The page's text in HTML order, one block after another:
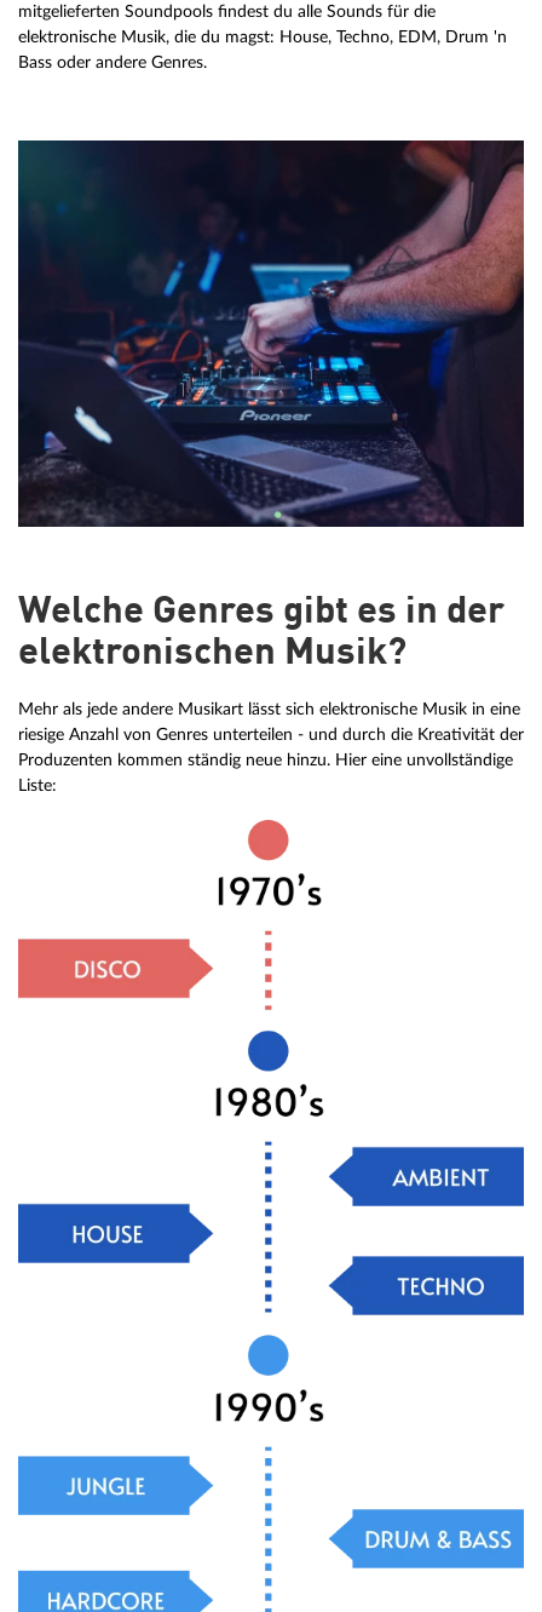
mitgelieferten Soundpools findest du alle Sounds für die
elektronische Musik, die du magst: House, Techno, EDM, Drum 'n
Bass oder andere Genres.
Welche Genres gibt es in der
elektronischen Musik?
Mehr als jede andere Musikart lässt sich elektronische Musik in eine
riesige Anzahl von Genres unterteilen - und durch die Kreativität der
Produzenten kommen ständig neue hinzu. Hier eine unvollständige
Liste: